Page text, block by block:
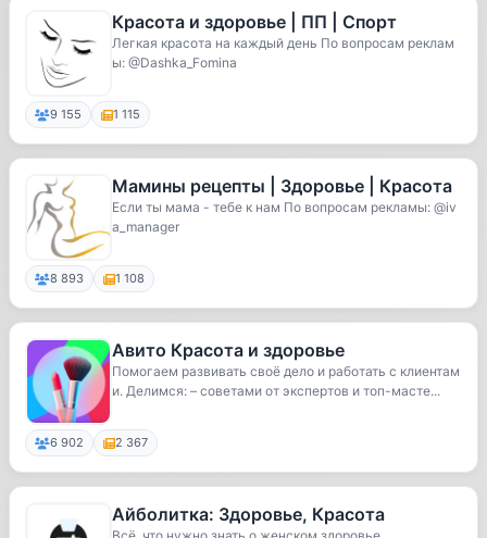
Красота и здоровье | ПП | Спорт
Легкая красота на каждый день По вопросам реклам
ы: @Dashka_Fomina
9 155 1 115
Мамины рецепты | Здоровье | Красота
Если ты мама - тебе к нам По вопросам рекламы: @iv
a_manager
8 893 1 108
Авито Красота и здоровье
Помогаем развивать своё дело и работать с клиентам
и. Делимся: – советами от экспертов и топ-масте...
6 902 2 367
Айболитка: Здоровье, Красота